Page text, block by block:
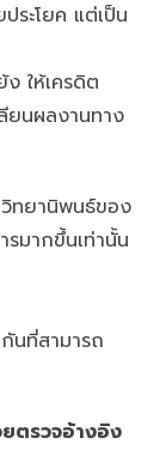
ระโยค แต่เป็น
ให้เครดิต
ยนผลงานทาง
วิทยานิพนธ์ของ
มากขึ้นเท่านั้น
นที่สามารถ
ตรวจอ้างอิง